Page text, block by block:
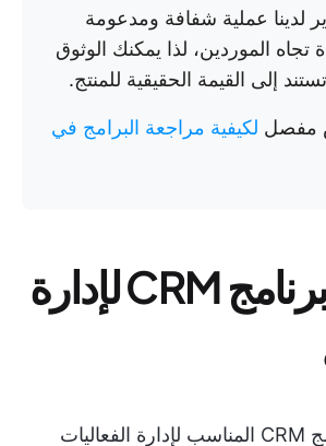
لدينا عملية شفافة ومدعومة
تجاه الموردين، لذا يمكنك الوثوق
إلى القيمة الحقيقية للمنتج.
مفصل لكيفية مراجعة البرامج في
أفضل 11 برنامج CRM لإدارة
لا يقتصر دور برنامج CRM المناسب لإدارة الفعاليات